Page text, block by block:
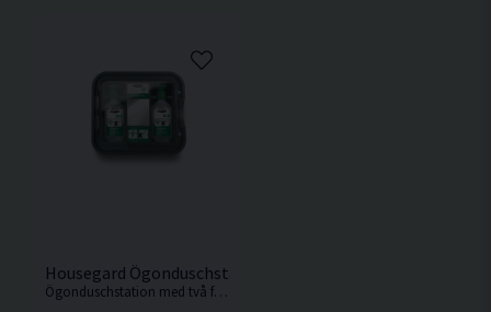
Housegard Ögonduschstation 2x500ml
Ögonduschstation med två flaskor steril 0,9 % NaCl för omedelbar ursköljning av ögon i arbetsmiljöer där damm och partiklar kan förekomma.